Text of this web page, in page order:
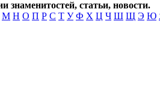
знаменитостей, статьи, новости.
М Н О П Р С Т У Ф Х Ц Ч Ш Щ Э Ю